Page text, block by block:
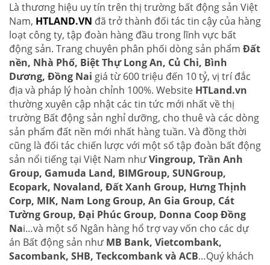
Là thương hiệu uy tín trên thị trường bất động sản Việt
Nam, HTLAND.VN đã trở thành đối tác tin cậy của hàng
loạt công ty, tập đoàn hàng đầu trong lĩnh vực bất
động sản. Trang chuyên phân phối dòng sản phẩm Đất
nền, Nhà Phố, Biệt Thự Long An, Củ Chi, Bình
Dương, Đồng Nai giá từ 600 triệu đến 10 tỷ, vị trí đắc
địa và pháp lý hoàn chỉnh 100%. Website HTLand.vn
thường xuyên cập nhật các tin tức mới nhất về thị
trường Bất động sản nghỉ dưỡng, cho thuê và các dòng
sản phẩm đất nền mới nhất hàng tuần. Và đồng thời
cũng là đối tác chiến lược với một số tập đoàn bất động
sản nổi tiếng tại Việt Nam nhưVingroup, Trần Anh
Group, Gamuda Land, BIMGroup, SUNGroup,
Ecopark, Novaland, Đất Xanh Group, Hưng Thịnh
Corp, MIK, Nam Long Group, An Gia Group, Cát
Tường Group, Đại Phúc Group, Donna Coop Đồng
Nai…và một số Ngân hàng hổ trợ vay vốn cho các dự
án Bất động sản như MB Bank, Vietcombank,
Sacombank, SHB, Teckcombank và ACB…Quý khách